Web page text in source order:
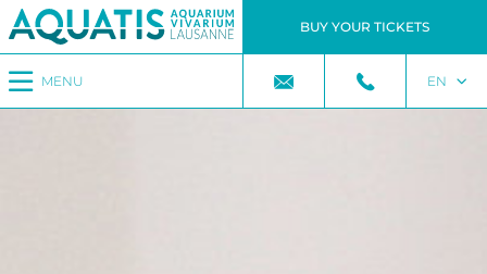
MENU
BUY YOUR TICKETS
EN